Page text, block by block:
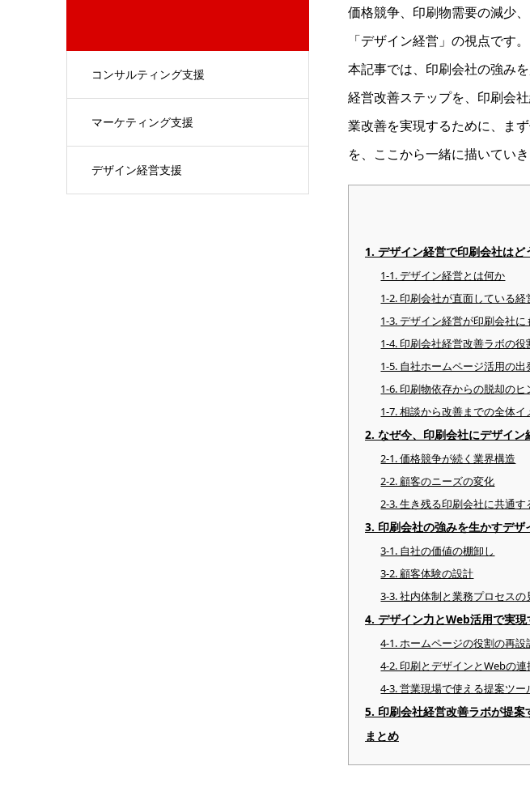
コンサルティング支援
マーケティング支援
デザイン経営支援
価格競争、印刷物需要の減少
「デザイン経営」の視点です。
本記事では、印刷会社の強み
経営改善ステップを、印刷会
業改善を実現するために、ま
を、ここから一緒に描いていき
1. デザイン経営で印刷会社は
1-1. デザイン経営とは何か
1-2. 印刷会社が直面している経
1-3. デザイン経営が印刷会社
1-4. 印刷会社経営改善ラボの役
1-5. 自社ホームページ活用の出
1-6. 印刷物依存からの脱却のヒ
1-7. 相談から改善までの全体イ
2. なぜ今、印刷会社にデザイ
2-1. 価格競争が続く業界構造
2-2. 顧客のニーズの変化
2-3. 生き残る印刷会社に共通す
3. 印刷会社の強みを生かすデ
3-1. 自社の価値の棚卸し
3-2. 顧客体験の設計
3-3. 社内体制と業務プロセスの
4. デザイン力とWeb活用で実
4-1. ホームページの役割の再設
4-2. 印刷とデザインとWebの連
4-3. 営業現場で使える提案ツー
5. 印刷会社経営改善ラボが提
まとめ